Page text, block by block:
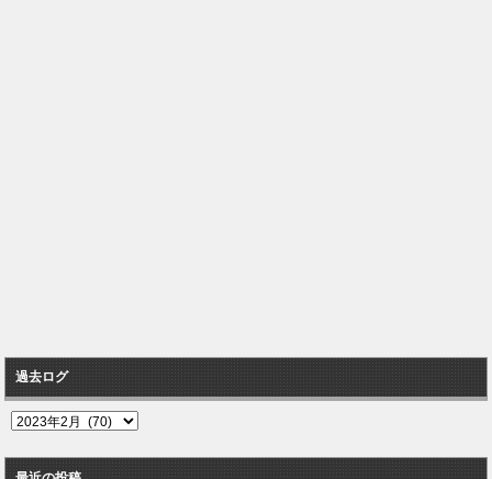
過去ログ
過
ロ